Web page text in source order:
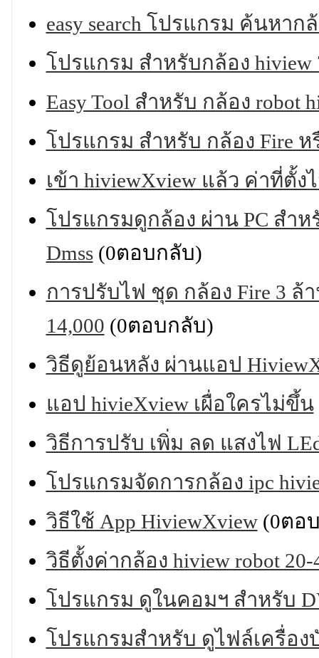
easy search โปรแกรม ค้นหา
โปรแกรม สำหรับกล้อง hiview
Easy Tool สำหรับ กล้อง robot
โปรแกรม สำหรับ กล้อง Fire
เข้า hiviewXview แล้ว ค่าที่ตั้ง
โปรแกรมดูกล้อง ผ่าน PC สำ
Dmss(0ตอบกลับ)
การปรับไฟ ชุด กล้อง Fire 3 ล้
14,000 (0ตอบกลับ)
วิธีดูย้อนหลัง ผ่านแอป
แอป hivieXview เผื่อใครไม่ขึ้น
วิธีการปรับ เพิ่ม ลด แสงไฟ
โปรแกรมจัดการกล้อง ipc
วิธีใช้ App HiviewXview(0ตอ
วิธีตั้งค่ากล้อง hiview robot
โปรแกรม ดูในคอมฯ สำหรับ
โปรแกรมสำหรับ ดูไฟล์เครื่อง